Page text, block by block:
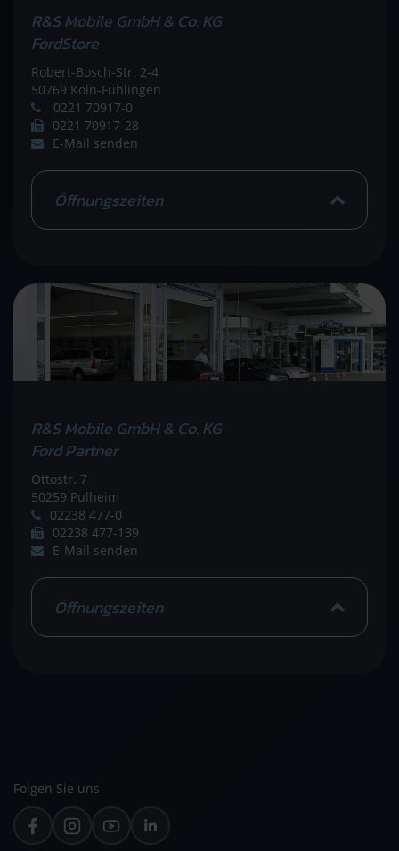
R&S Mobile GmbH & Co. KG
FordStore
Robert-Bosch-Str. 2-4
50769 Köln-Fühlingen
0221 70917-0
0221 70917-28
E-Mail senden
Öffnungszeiten
R&S Mobile GmbH & Co. KG
Ford Partner
Ottostr. 7
50259 Pulheim
02238 477-0
02238 477-139
E-Mail senden
Öffnungszeiten
Folgen Sie uns